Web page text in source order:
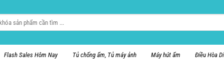
Flash Sales Hôm Nay Tủ chống ẩm, Tủ máy ảnh Máy hút ẩm Điều Hòa